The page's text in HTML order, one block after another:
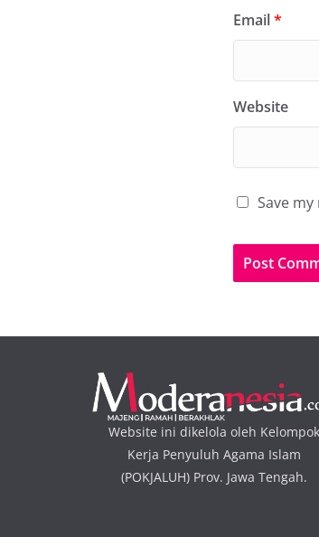
Email*
Website
Save
Website ini dikelola oleh Kelompok
Kerja Penyuluh Agama Islam
(POKJALUH) Prov. Jawa Tengah.